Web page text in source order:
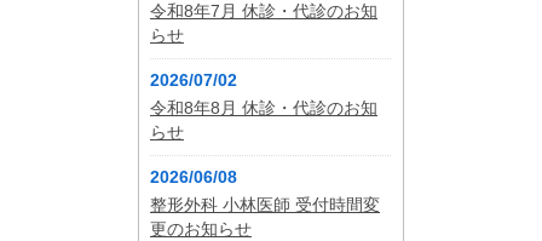
令和8年7月 休診・代診のお知
らせ
2026/07/02
令和8年8月 休診・代診のお知
らせ
2026/06/08
整形外科 小林医師 受付時間変
更のお知らせ